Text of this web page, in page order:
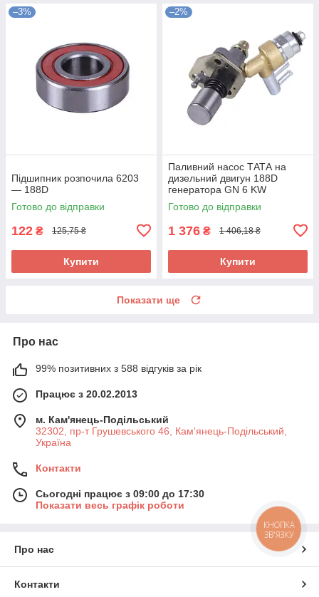
–3%
Підшипник розпочила 6203
— 188D
Готово до відправки
122 ₴ 125,75 ₴
Купити
–2%
Паливний насос ТАТА на
дизельний двигун 188D
генератора GN 6 KW
Готово до відправки
1 376 ₴ 1 406,18 ₴
Купити
Показати ще
Про нас
99% позитивних з 588 відгуків за рік
Працює з 20.02.2013
м. Кам'янець-Подільський
32302, пр-т Грушевського 46, Кам'янець-Подільський,
Україна
Контакти
Сьогодні працює з 09:00 до 17:30
Показати весь графік роботи
Про нас
Контакти
КНОПКА
ЗВ'ЯЗКУ